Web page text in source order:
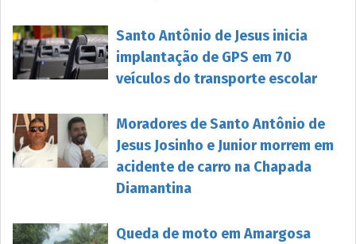
Santo Antônio de Jesus inicia
implantação de GPS em 70
veículos do transporte escolar
Moradores de Santo Antônio de
Jesus Josinho e Junior morrem em
acidente de carro na Chapada
Diamantina
Queda de moto em Amargosa